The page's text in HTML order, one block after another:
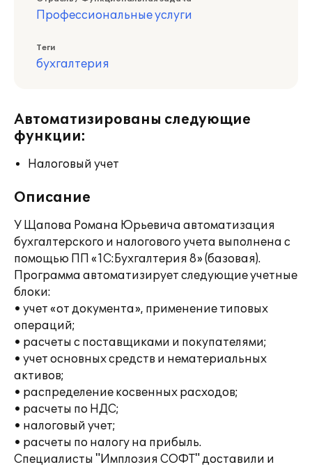
Профессиональные услуги
Теги
бухгалтерия
Автоматизированы следующие
функции:
Налоговый учет
Описание
У Щапова Романа Юрьевича автоматизация
бухгалтерского и налогового учета выполнена с
помощью ПП «1С:Бухгалтерия 8» (базовая).
Программа автоматизирует следующие учетные
блоки:
• учет «от документа», применение типовых
операций;
• расчеты с поставщиками и покупателями;
• учет основных средств и нематериальных
активов;
• распределение косвенных расходов;
• расчеты по НДС;
• налоговый учет;
• расчеты по налогу на прибыль.
Специалисты "Имплозия СОФТ" доставили и